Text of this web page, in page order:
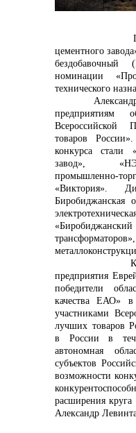
+7 (423) 234
Продукция
цементного
номинации
технического
предприятиям
товаров
конкурса стали
завод»,
промышленно-
«Виктория».
Биробиджанская
предприятия
победители
качества ЕАО» в
участниками
лучших товаров
в России в
автономная
субъектов
возможности
расширения круга
Александр